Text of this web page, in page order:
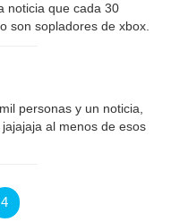
noticia que cada 30
son sopladores de xbox.
personas y un noticia,
al menos de esos
4